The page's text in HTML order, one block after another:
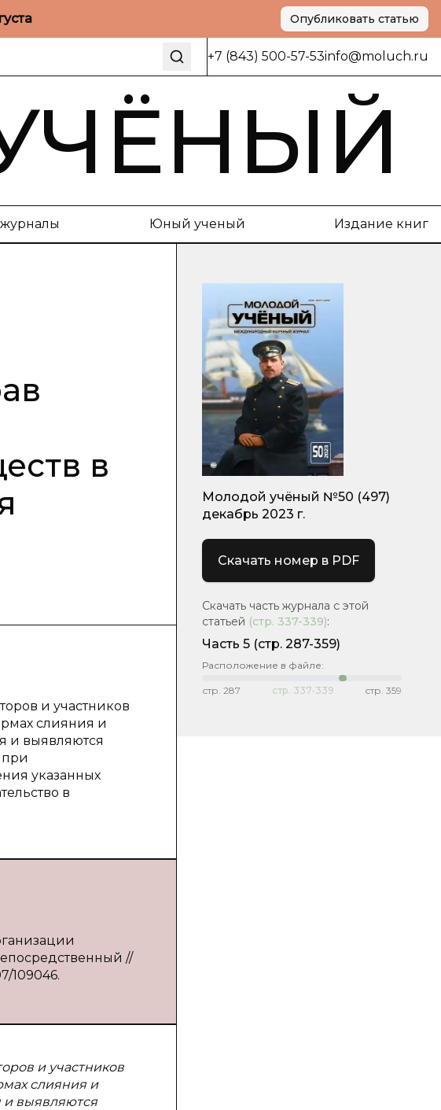
Опубликовать статью
+7 (843) 500-57-53info@moluch.ru
Юный ученый Издание книг
в
и участников
слияния и
и выявляются
указанных
в
//
109046.
и участников
слияния и
выявляются
Молодой учёный №50 (497)
декабрь 2023 г.
Скачать номер в PDF
Скачать часть журнала с этой
статьей (стр. 337-339):
Часть 5 (стр. 287-359)
Расположение в файле:
стр. 287 стр. 337-339 стр. 359